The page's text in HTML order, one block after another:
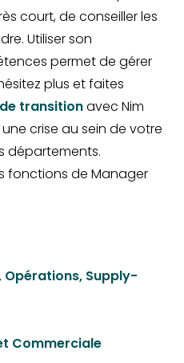
court, de conseiller les
Utiliser son
permet de gérer
plus et faites
transitionavec Nim
crise au sein de votre
départements.
fonctions de Manager
Supply-
Commerciale